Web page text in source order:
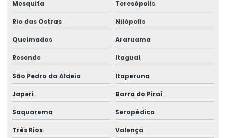
Lacre adesivo de segurança personalizado
Lacre casca de ovo
Lacre casca de ovo personalizado
Lacre de garantia
Lacre de garantia casca de ovo
Lacre de garantia personalizado
Mesquita Teresópolis
Rio das Ostras Nilópolis
Queimados Araruama
Resende Itaguaí
São Pedro da Aldeia Itaperuna
Japeri Barra do Piraí
Saquarema Seropédica
Três Rios Valença